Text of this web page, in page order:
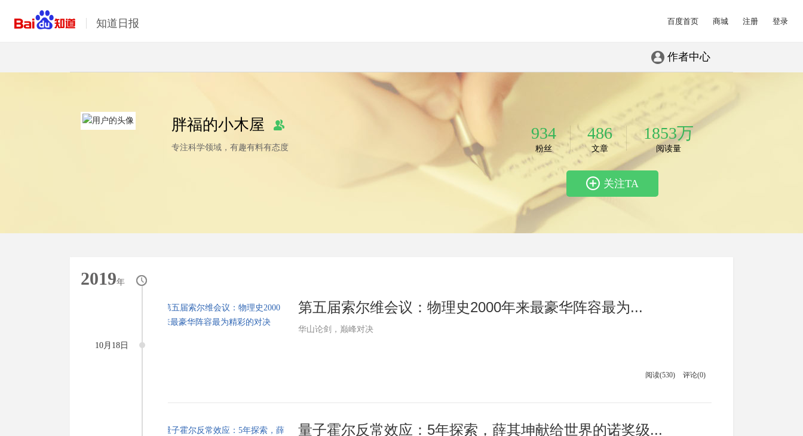
百度首页 商城 注册 登录
知道日报
作者中心
胖福的小木屋
专注科学领域，有趣有料有态度
934
粉丝
486
文章
1853万
阅读量
关注TA
2019年
10月18日
第五届索尔维会议：物理史2000年来最豪华阵容最为...
华山论剑，巅峰对决
阅读(530) 评论(0)
量子霍尔反常效应：5年探索，薛其坤献给世界的诺奖级...